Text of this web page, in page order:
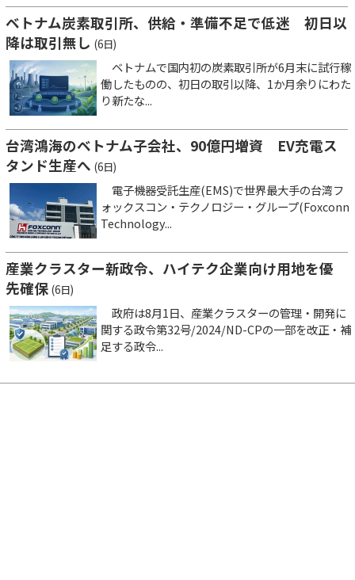
ベトナム炭素取引所、供給・準備不足で低迷 初日以
降は取引無し (6日)
ベトナムで国内初の炭素取引所が6月末に試行稼
働したものの、初日の取引以降、1か月余りにわた
り新たな...
台湾鴻海のベトナム子会社、90億円増資 EV充電ス
タンド生産へ (6日)
電子機器受託生産(EMS)で世界最大手の台湾フ
ォックスコン・テクノロジー・グループ(Foxconn
Technology...
産業クラスター新政令、ハイテク企業向け用地を優
先確保 (6日)
政府は8月1日、産業クラスターの管理・開発に
関する政令第32号/2024/ND-CPの一部を改正・補
足する政令...